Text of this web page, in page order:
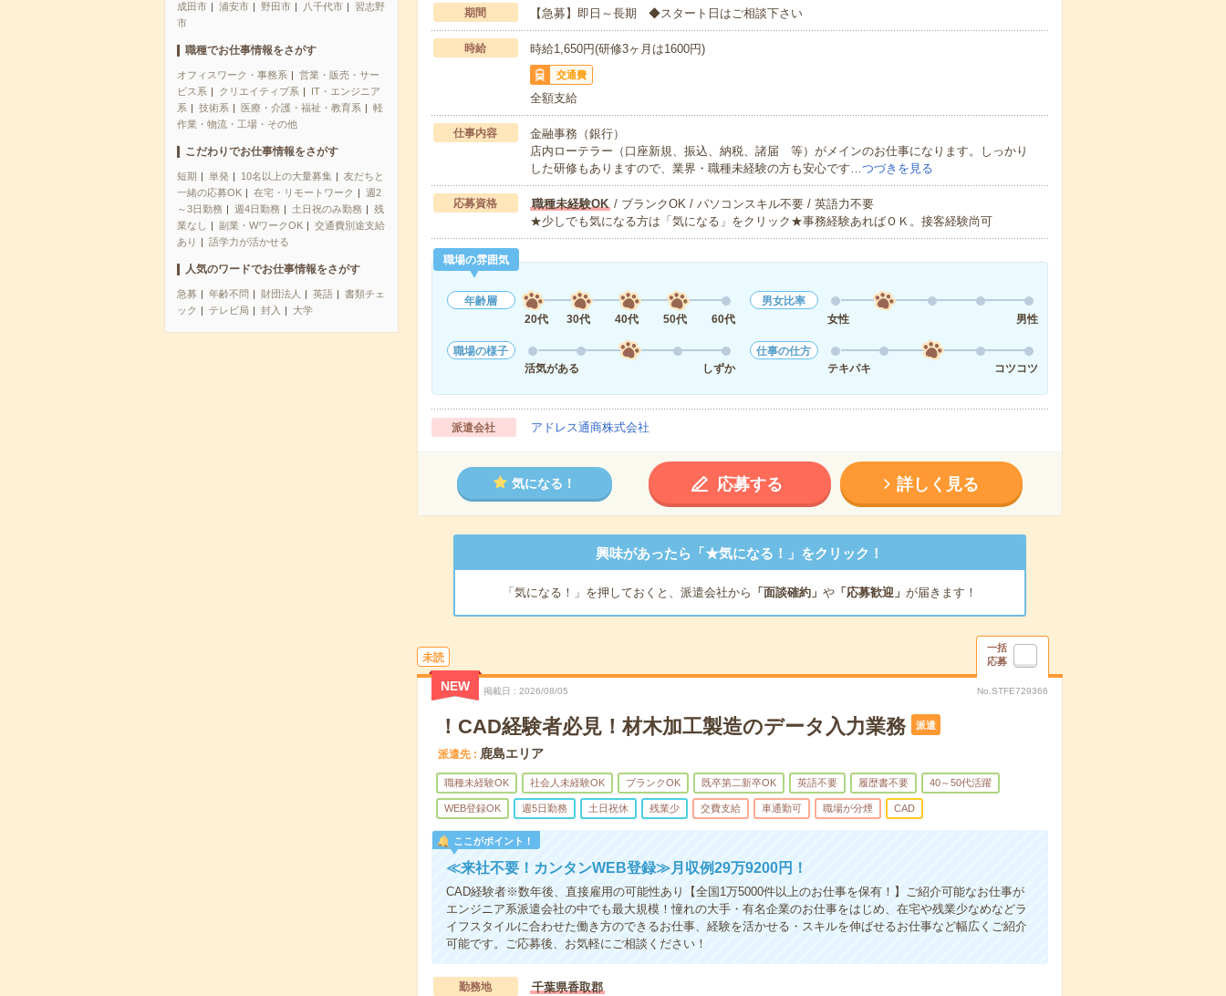
成田市
浦安市 野田市 八千代市
習志野
市
職種でお仕事情報をさがす
オフィスワーク・事務系
営業・販売・サー
ビス系
クリエイティブ系
IT・エンジニア
系
技術系 医療・介護・福祉・教育系
軽
作業・物流・工場・その他
こだわりでお仕事情報をさがす
短期 単発 10名以上の大量募集
友だちと
一緒の応募OK
在宅・リモートワーク
週2
～3日勤務
週4日勤務 土日祝のみ勤務
残
業なし
副業・WワークOK
交通費別途支給
あり
語学力が活かせる
人気のワードでお仕事情報をさがす
急募 年齢不問 財団法人 英語
書類チェ
ック
テレビ局 封入 大学
期間 【急募】即日～長期 ◆スタート日はご相談下さい
時給 時給1,650円(研修3ヶ月は1600円)
交通費
全額支給
仕事内容
金融事務（銀行）
店内ローテラー（口座新規、振込、納税、諸届 等）がメインのお仕事になります。しっかり
した研修もありますので、業界・職種未経験の方も安心です…つづきを見る
応募資格 職種未経験OK/ ブランクOK / パソコンスキル不要 / 英語力不要
★少しでも気になる方は「気になる」をクリック★事務経験あればＯＫ。接客経験尚可
職場の雰囲気
年齢層
20代
30代 40代 50代 60代
男女比率
女性
男性
職場の様子
活気がある
しずか
仕事の仕方
テキパキ
コツコツ
派遣会社 アドレス通商株式会社
気になる！ 応募する 詳しく見る
興味があったら「★気になる！」をクリック！
「気になる！」を押しておくと、派遣会社から 「面談確約」 や「応募歓迎」 が届きます！
未読
一括
応募
NEW 掲載日 2026/08/05 No.STFE729366
！CAD経験者必見！材木加工製造のデータ入力業務 派遣
派遣先 鹿島エリア
職種未経験OK 社会人未経験OK ブランクOK 既卒第二新卒OK 英語不要 履歴書不要 40～50代活躍
WEB登録OK 週5日勤務 土日祝休 残業少 交費支給 車通勤可 職場が分煙 CAD
ここがポイント！
≪来社不要！カンタンWEB登録≫月収例29万9200円！
CAD経験者※数年後、直接雇用の可能性あり【全国1万5000件以上のお仕事を保有！】ご紹介可能なお仕事が
エンジニア系派遣会社の中でも最大規模！憧れの大手・有名企業のお仕事をはじめ、在宅や残業少なめなどラ
イフスタイルに合わせた働き方のできるお仕事、経験を活かせる・スキルを伸ばせるお仕事など幅広くご紹介
可能です。ご応募後、お気軽にご相談ください！
勤務地
千葉県香取郡